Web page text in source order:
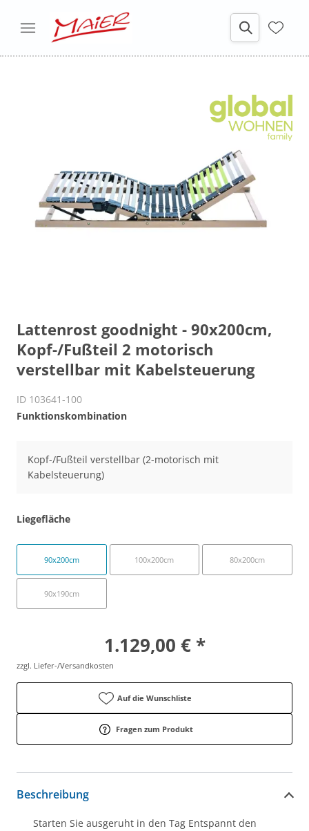
Lattenrost goodnight - 90x200cm,
Kopf-/Fußteil 2 motorisch
verstellbar mit Kabelsteuerung
ID 103641-100
Funktionskombination
Kopf-/Fußteil verstellbar (2-motorisch mit
Kabelsteuerung)
Liegefläche
90x200cm 100x200cm 80x200cm
90x190cm
1.129,00 € *
zzgl. Liefer-/Versandkosten
Auf die Wunschliste
Fragen zum Produkt
Beschreibung
Starten Sie ausgeruht in den Tag Entspannt den